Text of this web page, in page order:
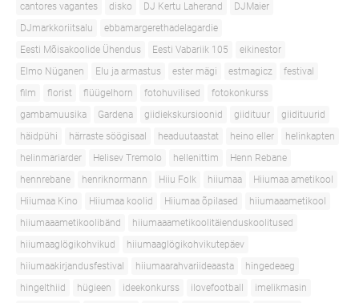
cantores vagantes
disko DJ Kertu Laherand
DJMaier
DJmarkkoriitsalu
ebbamargerethadelagardie
Eesti Mõisakoolide Ühendus
Eesti Vabariik 105
eikinestor
Elmo Nüganen
Elu ja armastus ester mägi estmagicz
festival
film
florist flüügelhorn fotohuvilised
fotokonkurss
gambamuusika
Gardena giidiekskursioonid giidituur
giidituurid
häidpühi
härraste söögisaal headuutaastat heino eller
helinkapten
helinmariarder
Helisev Tremolo hellenittim
Henn Rebane
hennrebane
henriknormann Hiiu Folk hiiumaa
Hiiumaa ametikool
Hiiumaa Kino
Hiiumaa koolid Hiiumaa õpilased
hiiumaaametikool
hiiumaaametikoolibänd
hiiumaaametikoolitäienduskoolitused
hiiumaaglögikohvikud
hiiumaaglögikohvikutepäev
hiiumaakirjandusfestival
hiiumaarahvariideaasta
hingedeaeg
hingelthiid
hügieen ideekonkurss ilovefootball
imelikmasin